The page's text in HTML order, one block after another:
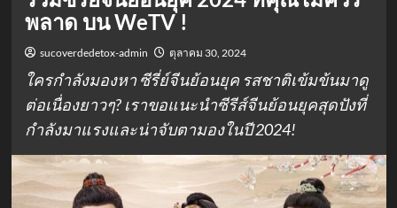
พลาด บน WeTV !
sucoverdedetox-admin ตุลาคม 30, 2024
ใครกำลังมองหา ซีรี่ย์จีนย้อนยุค รสชาติเข้มข้นมาดู
ต่อเนื่องยาวๆ? เราขอแนะนำซีรีส์จีนย้อนยุคสุดปังที่
กำลังมาแรงและน่าจับตามองในปี 2024!